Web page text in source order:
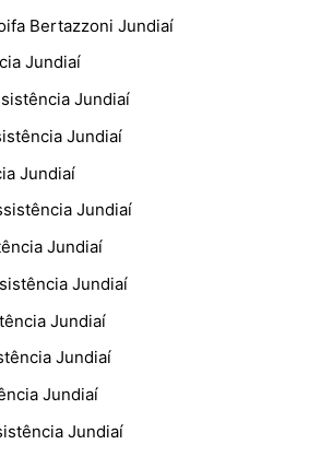
Bertazzoni Jundiaí
Jundiaí
Jundiaí
Jundiaí
Jundiaí
Jundiaí
Jundiaí
Jundiaí
Jundiaí
Jundiaí
Jundiaí
Jundiaí